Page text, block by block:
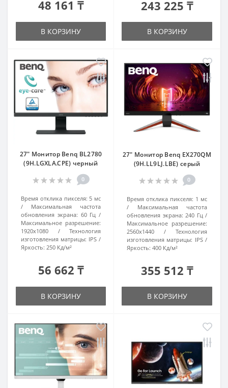
48 161 ₸
В КОРЗИНУ
243 225 ₸
В КОРЗИНУ
27" Монитор Benq BL2780
(9H.LGXLA.CPE) черный
0
Время отклика пикселя: 5 мс
Максимальная частота
обновления экрана: 60 Гц
Максимальное разрешение:
1920x1080
Технология
изготовления матрицы: IPS
Яркость: 250 Кд/м²
56 662 ₸
В КОРЗИНУ
27" Монитор Benq EX270QM
(9H.LL9LJ.LBE) серый
0
Время отклика пикселя: 1 мс
Максимальная частота
обновления экрана: 240 Гц
Максимальное разрешение:
2560x1440
Технология
изготовления матрицы: IPS
Яркость: 400 Кд/м²
355 512 ₸
В КОРЗИНУ